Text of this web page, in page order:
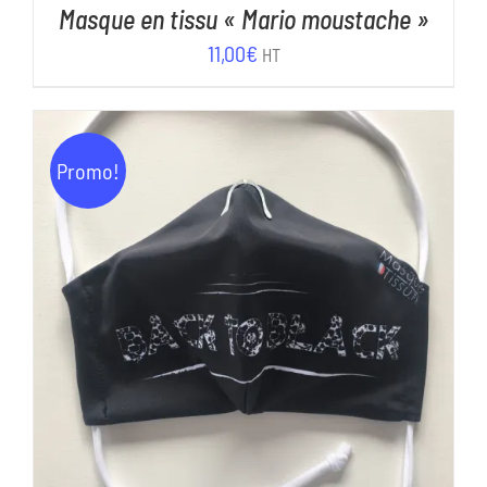
Masque en tissu « Mario moustache »
11,00€ HT
Promo!
AJOUTER AU PANIER / DÉTAILS